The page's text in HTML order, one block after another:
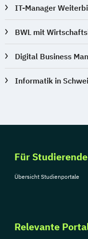
IT-Manager
BWL mit
Digital Business
Informatik in
Für Studierende
Übersicht Studienportale
Relevante